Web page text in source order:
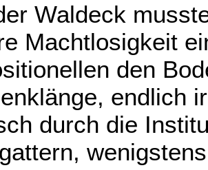
Waldeck
Machtlosigkeit
den
endlich
durch die